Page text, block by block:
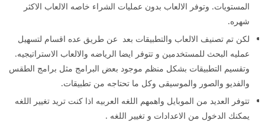
المستويات. وتوفر الالعاب بدون عمليات الشراء خاصه الالعاب الاكثر
شهره.
لكن تم تصنيف الالعاب والتطبيقات بعد عن طريق عده اقسام لتسهيل
عمليه البحث للمستخدمين و تتوفر ايضا الرياضه والالعاب الاستراتيجيه.
وتقسيم التطبيقات بشكل منظم موجود بعض البرامج مثل برامج الطقس
والفديو والصور والموسيقى وكل ما تحتاجه من تطبيقات.
تتوفر العديد من الموبايل واهمهم اللغه العربيه اذا كنت تريد تغيير اللغه
يمكنك الدخول من الاعدادات و تغيير اللغه .